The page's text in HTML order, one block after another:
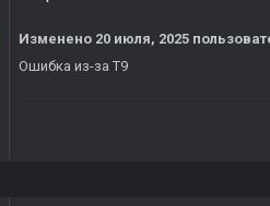
Изменено 20 июля, 2025
Ошибка из-за Т9